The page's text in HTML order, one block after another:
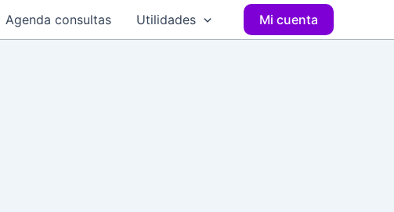
Agenda consultas Utilidades Mi cuenta